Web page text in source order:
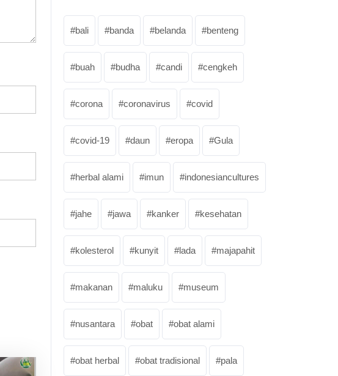
bali banda belanda benteng
buah budha candi cengkeh
corona coronavirus covid
covid-19 daun eropa Gula
herbal alami imun indonesiancultures
jahe jawa kanker kesehatan
kolesterol kunyit lada majapahit
makanan maluku museum
nusantara obat obat alami
obat herbal obat tradisional pala